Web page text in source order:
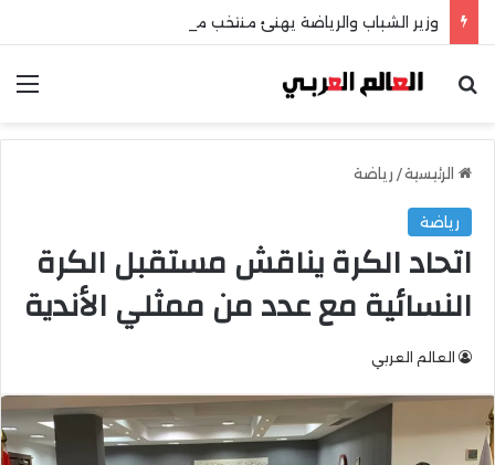
وزير الشباب والرياضة يهنئ منتخب مصر للشطرنج
بحث عن
الرئيسية/ رياضة
رياضة
اتحاد الكرة يناقش مستقبل الكرة
النسائية مع عدد من ممثلي الأندية
العالم العربي